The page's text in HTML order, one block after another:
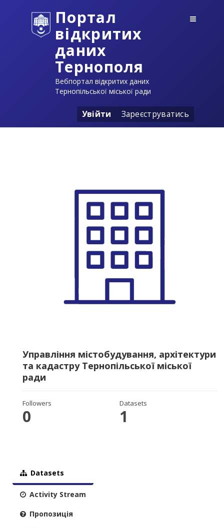
Портал
відкритих
даних
Тернополя
Вебпортал відкритих даних
Тернопільської міської ради
Увійти Зареєструватись
Управління містобудування, архітектури
та кадастру Тернопільської міської
ради
Followers
0
Datasets
1
Datasets
Activity Stream
Пропозиція